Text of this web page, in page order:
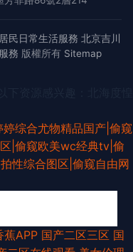
居民日常生活服務 北京吉川
務 版權所有 Sitemap
综合尤物精品国产|偷窥
|偷窥欧美wc经典tv|偷
性综合图区|偷窥自由网
频 四虎精品91 色色国产传媒
蕉APP 国产二区三区 国